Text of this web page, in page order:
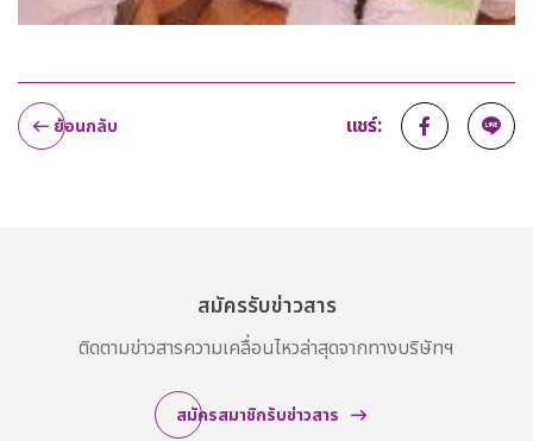
แชร์:
ย้อนกลับ
สมัครรับข่าวสาร
ติดตามข่าวสารความเคลื่อนไหวล่าสุดจากทางบริษัทฯ
สมัครสมาชิกรับข่าวสาร